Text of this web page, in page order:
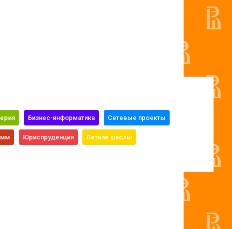
Бизнес-информатика Сетевые проекты
Юриспруденция Летние школы